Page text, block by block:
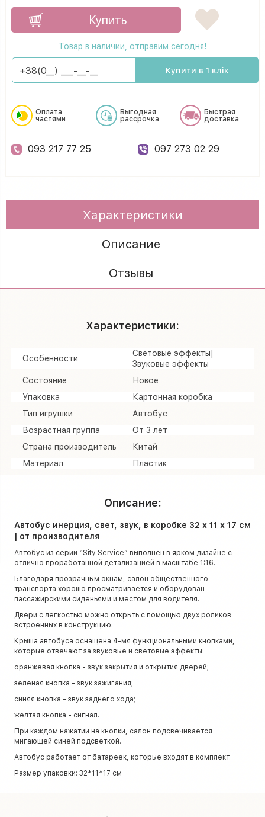
Купить
Товар в наличии, отправим сегодня!
Купити в 1 клік
Оплата
частями
Выгодная
рассрочка
Быстрая
доставка
093 217 77 25 097 273 02 29
Характеристики
Описание
Отзывы
Характеристики:
Особенности
Световые эффекты|
Звуковые эффекты
Состояние
Новое
Упаковка
Картонная коробка
Тип игрушки
Автобус
Возрастная группа
От 3 лет
Страна производитель
Китай
Материал
Пластик
Описание:
Автобус инерция, свет, звук, в коробке 32 х 11 х 17 см
| от производителя
Автобус из серии “Sity Service” выполнен в ярком дизайне с
отлично проработанной детализацией в масштабе 1:16.
Благодаря прозрачным окнам, салон общественного
транспорта хорошо просматривается и оборудован
пассажирскими сиденьями и местом для водителя.
Двери с легкостью можно открыть с помощью двух роликов
встроенных в конструкцию.
Крыша автобуса оснащена 4-мя функциональными кнопками,
которые отвечают за звуковые и световые эффекты:
оранжевая кнопка - звук закрытия и открытия дверей;
зеленая кнопка - звук зажигания;
синяя кнопка - звук заднего хода;
желтая кнопка - сигнал.
При каждом нажатии на кнопки, салон подсвечивается
мигающей синей подсветкой.
Автобус работает от батареек, которые входят в комплект.
Размер упаковки: 32*11*17 см